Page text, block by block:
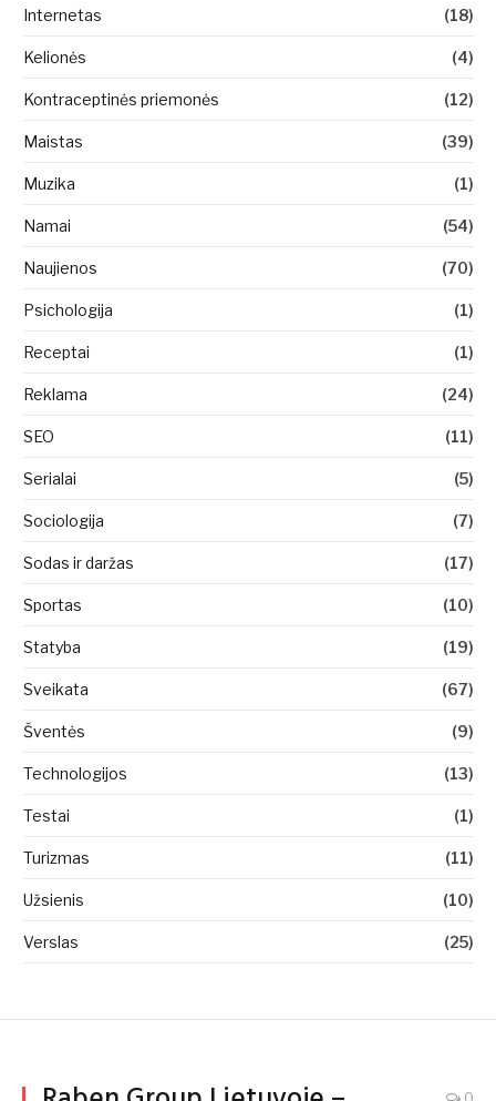
Internetas (18)
Kelionės (4)
Kontraceptinės priemonės (12)
Maistas (39)
Muzika (1)
Namai (54)
Naujienos (70)
Psichologija (1)
Receptai (1)
Reklama (24)
SEO (11)
Serialai (5)
Sociologija (7)
Sodas ir daržas (17)
Sportas (10)
Statyba (19)
Sveikata (67)
Šventės (9)
Technologijos (13)
Testai (1)
Turizmas (11)
Užsienis (10)
Verslas (25)